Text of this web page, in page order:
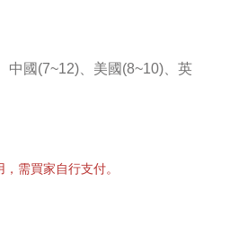
中 國(7~12) 美國(8~10)、 英
需買家自行支付。